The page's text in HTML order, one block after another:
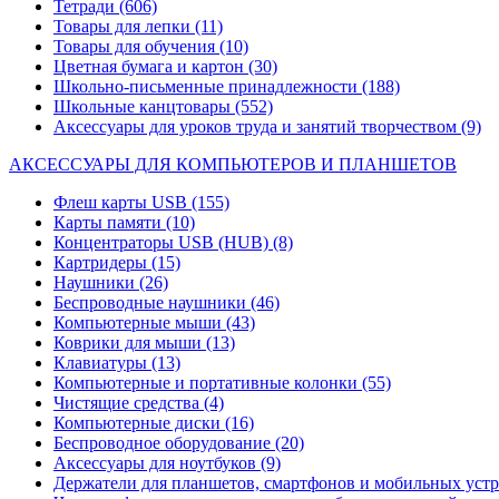
Тетради (606)
Товары для лепки (11)
Товары для обучения (10)
Цветная бумага и картон (30)
Школьно-письменные принадлежности (188)
Школьные канцтовары (552)
Аксессуары для уроков труда и занятий творчеством (9)
АКСЕССУАРЫ ДЛЯ КОМПЬЮТЕРОВ И ПЛАНШЕТОВ
Флеш карты USB (155)
Карты памяти (10)
Концентраторы USB (HUB) (8)
Картридеры (15)
Наушники (26)
Беспроводные наушники (46)
Компьютерные мыши (43)
Коврики для мыши (13)
Клавиатуры (13)
Компьютерные и портативные колонки (55)
Чистящие средства (4)
Компьютерные диски (16)
Беспроводное оборудование (20)
Аксессуары для ноутбуков (9)
Держатели для планшетов, смартфонов и мобильных